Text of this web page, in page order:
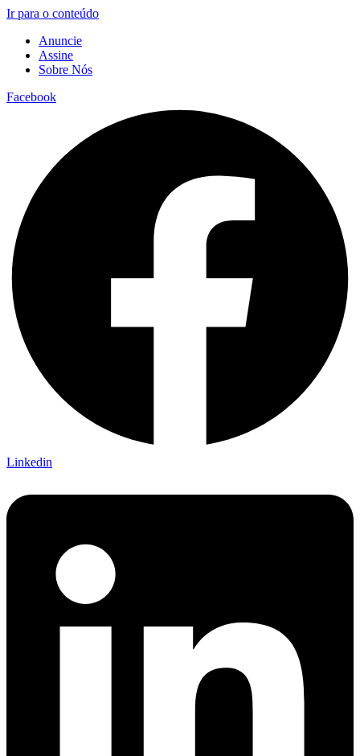
Ir para o conteúdo
Anuncie
Assine
Sobre Nós
Facebook
Linkedin